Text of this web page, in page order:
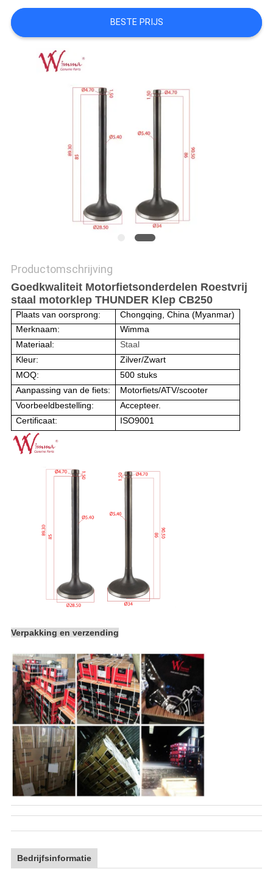
BESTE PRIJS
Productomschrijving
Goedkwaliteit Motorfietsonderdelen Roestvrij
staal motorklep THUNDER Klep CB250
Plaats van oorsprong:
Chongqing, China (Myanmar)
Merknaam:
Wimma
Materiaal:
Staal
Kleur:
Zilver/Zwart
MOQ:
500 stuks
Aanpassing van de fiets:
Motorfiets/ATV/scooter
Voorbeeldbestelling:
Accepteer.
Certificaat:
ISO9001
Verpakking en verzending
Bedrijfsinformatie